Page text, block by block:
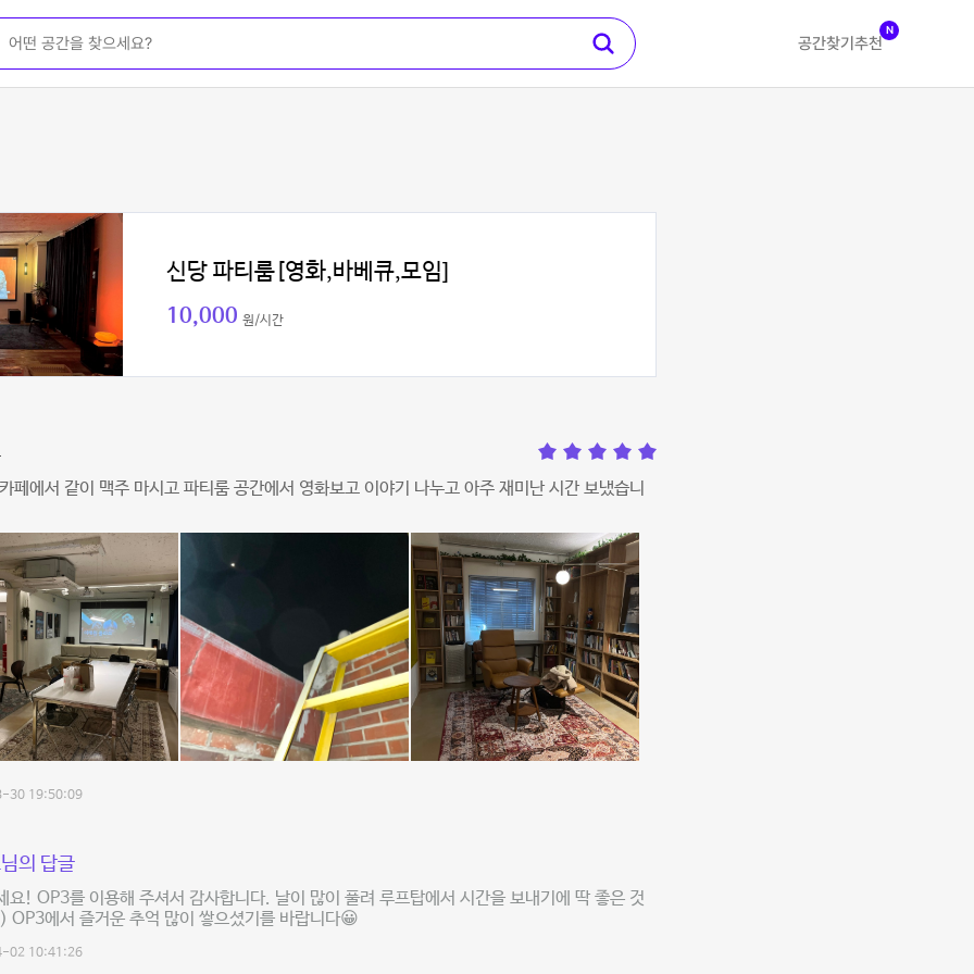
공간찾기 추천
N
신당 파티룸[영화,바베큐,모임]
10,000 원/시간
페에서 같이 맥주 마시고 파티룸 공간에서 영화보고 이야기 나누고 아주 재미난 시간 보냈습니
30 19:50:09
의 답글
요! OP3를 이용해 주셔서 감사합니다. 날이 많이 풀려 루프탑에서 시간을 보내기에 딱 좋은 것
OP3에서 즐거운 추억 많이 쌓으셨기를 바랍니다😀
02 10:41:26